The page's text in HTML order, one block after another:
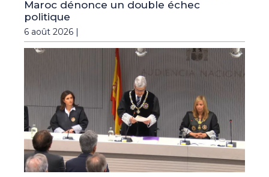
Maroc dénonce un double échec
politique
6 août 2026 |